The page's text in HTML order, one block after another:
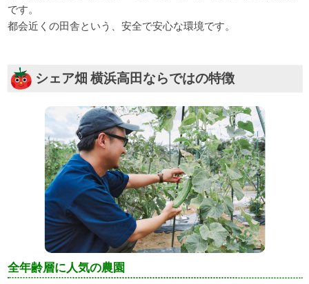
です。
都会近くの田舎という、安全で安心な環境です。
シェア畑 横浜高田ならではの特徴
全年齢層に人気の農園